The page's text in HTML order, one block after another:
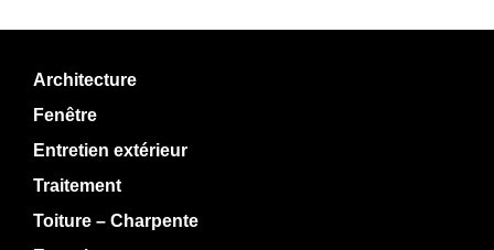
Architecture
Fenêtre
Entretien extérieur
Traitement
Toiture – Charpente